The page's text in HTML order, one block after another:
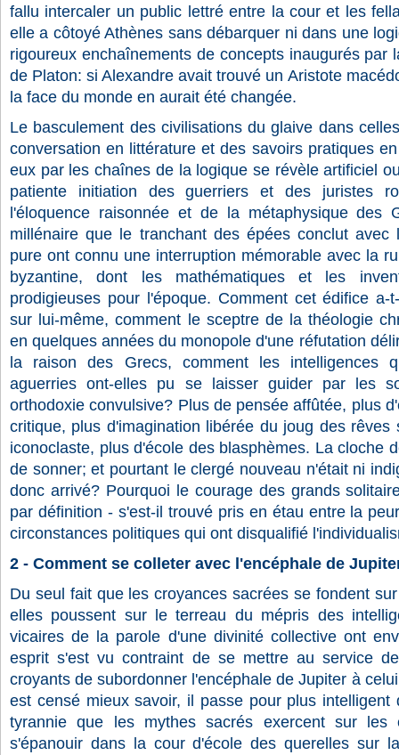
fallu intercaler un public lettré entre la cour et les
elle a côtoyé Athènes sans débarquer ni dans une
rigoureux enchaînements de concepts inaugurés par
de Platon: si Alexandre avait trouvé un Aristote
la face du monde en aurait été changée.
Le basculement des civilisations du glaive dans
conversation en littérature et des savoirs pratiques
eux par les chaînes de la logique se révèle artificiel
patiente initiation des guerriers et des juristes
l'éloquence raisonnée et de la métaphysique des
millénaire que le tranchant des épées conclut
pure ont connu une interruption mémorable avec la
byzantine, dont les mathématiques et les
prodigieuses pour l'époque. Comment cet édifice a-
sur lui-même, comment le sceptre de la théologie
en quelques années du monopole d'une réfutation
la raison des Grecs, comment les intelligences
aguerries ont-elles pu se laisser guider par les
orthodoxie convulsive? Plus de pensée affûtée, plus
critique, plus d'imagination libérée du joug des rêves
iconoclaste, plus d'école des blasphèmes. La cloche
de sonner; et pourtant le clergé nouveau n'était ni
donc arrivé? Pourquoi le courage des grands
par définition - s'est-il trouvé pris en étau entre la
circonstances politiques qui ont disqualifié
2 - Comment se colleter avec l'encéphale de
Du seul fait que les croyances sacrées se fondent
elles poussent sur le terreau du mépris des
vicaires de la parole d'une divinité collective ont
esprit s'est vu contraint de se mettre au service
croyants de subordonner l'encéphale de Jupiter à
est censé mieux savoir, il passe pour plus intelligent
tyrannie que les mythes sacrés exercent sur les
s'épanouir dans la cour d'école des querelles sur